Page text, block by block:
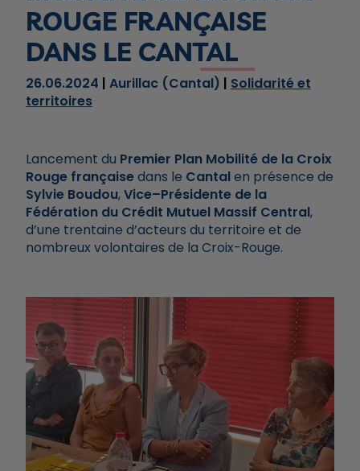
ROUGE FRANÇAISE
DANS LE CANTAL
26.06.2024 Aurillac (Cantal)
Solidarité et
territoires
Lancement du Premier Plan Mobilité de la Croix
Rouge françaisedans le Cantalen présence de
Sylvie Boudou,Vice–Présidente de la
Fédération du Crédit Mutuel Massif Central,
d’une trentaine d’acteurs du territoire et de
nombreux volontaires de la Croix-Rouge.